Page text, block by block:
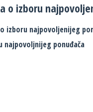
o izboru
izboru najpovoljenijeg
najpovoljnijeg ponuđača